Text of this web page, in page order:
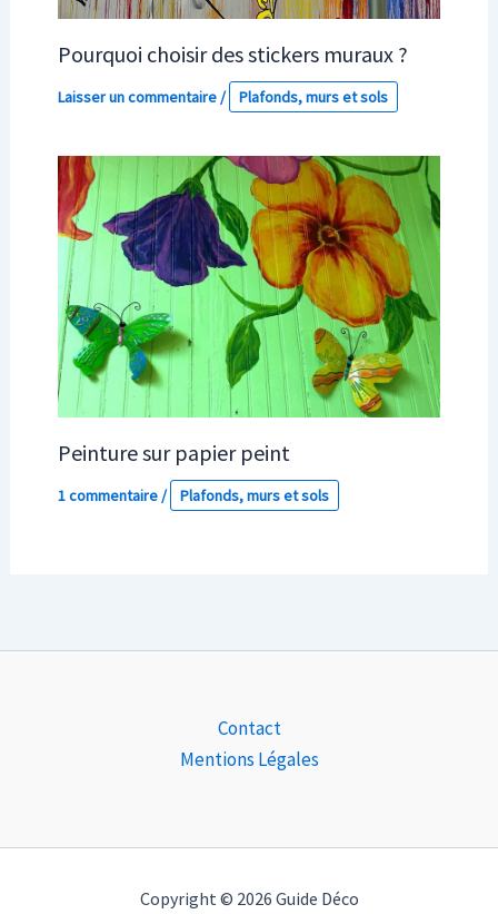
Pourquoi choisir des stickers muraux ?
Laisser un commentaire/ Plafonds, murs et sols
Peinture sur papier peint
1 commentaire/ Plafonds, murs et sols
Contact
Mentions Légales
Copyright © 2026 Guide Déco